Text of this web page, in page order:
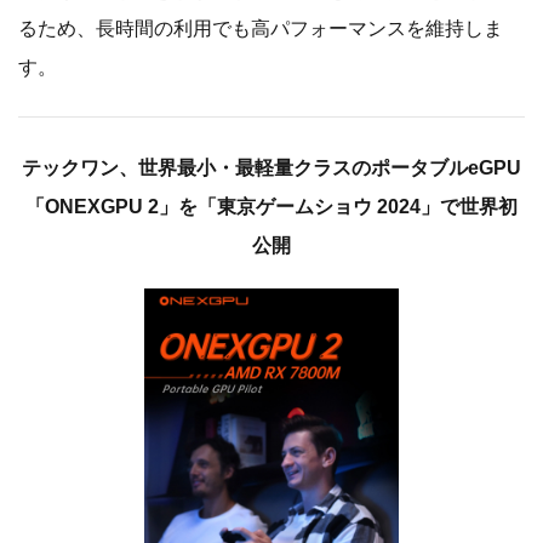
るため、長時間の利用でも高パフォーマンスを維持しま
す。
テックワン、世界最小・最軽量クラスのポータブルeGPU
「ONEXGPU 2」を「東京ゲームショウ 2024」で世界初
公開